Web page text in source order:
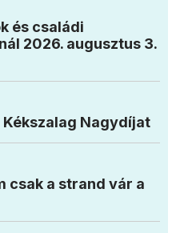
és családi
2026. augusztus 3.
Kékszalag Nagydíjat
csak a strand vár a